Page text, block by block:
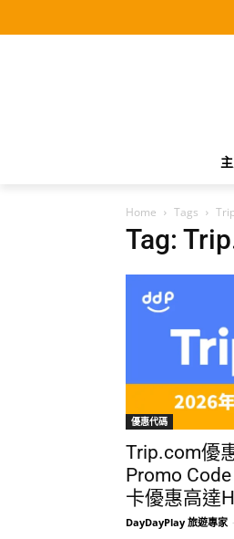
Home Tags
Tag:
優惠代碼
Trip.com優
Promo
卡優惠高達
DayDayPlay 旅遊專家 -